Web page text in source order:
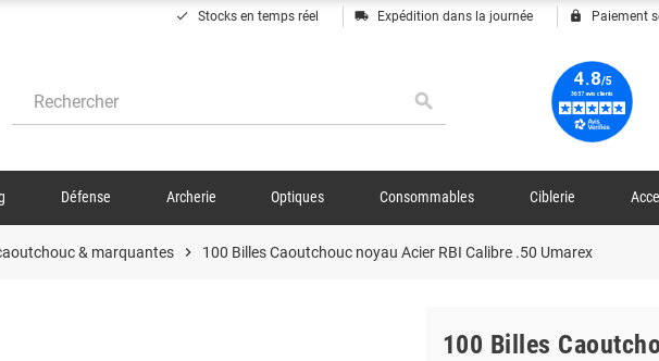
done Stocks en temps réel local_shipping Expédition dans la journée lock Paiement
search
Défense Archerie Optiques Consommables Ciblerie
& marquantes chevron_right 100 Billes Caoutchouc noyau Acier RBI Calibre .50 Umarex
100 Billes